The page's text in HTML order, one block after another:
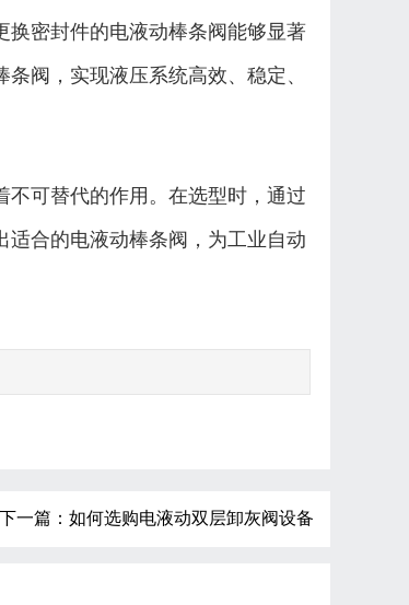
换密封件的电液动棒条阀能够显著
阀，实现液压系统高效、稳定、
可替代的作用。在选型时，通过
合的电液动棒条阀，为工业自动
下一篇：如何选购电液动双层卸灰阀设备